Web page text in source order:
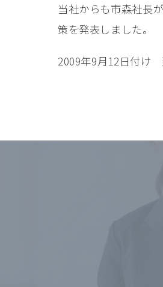
当社からも市森社長
策を発表しました。
2009年9月12日付け